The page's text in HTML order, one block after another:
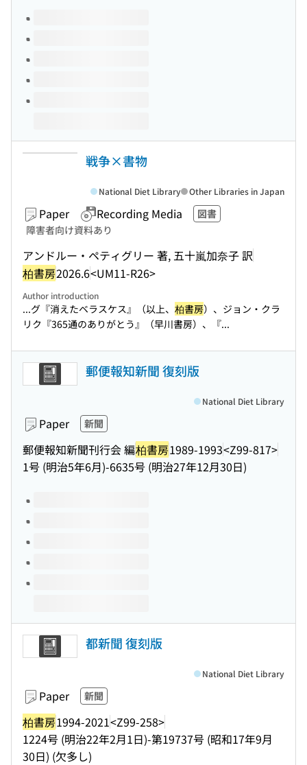
Volumes of this title
戦争×書物
Paper Recording Media
図書
障害者向け資料あり
アンドルー・ペティグリー 著, 五十嵐加奈子 訳
柏書房2026.6<UM11-R26>
National Diet Library Other Libraries in Japan
Author introduction
...グ『消えたベラスケス』（以上、 柏書房）、ジョン・クラ
リク『365通のありがとう』（早川書房）、『...
郵便報知新聞 復刻版
Paper 新聞
郵便報知新聞刊行会 編柏書房1989-1993<Z99-817>
1号 (明治5年6月)-6635号 (明治27年12月30日)
National Diet Library
Volumes of this title
都新聞 復刻版
Paper 新聞
柏書房1994-2021<Z99-258>
1224号 (明治22年2月1日)-第19737号 (昭和17年9月
30日) (欠多し)
National Diet Library